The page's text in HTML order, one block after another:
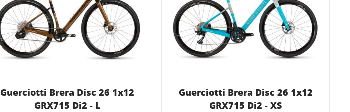
Guerciotti Brera Disc 26 1x12
GRX715 Di2 - L
Guerciotti Brera Disc 26 1x12
GRX715 Di2 - XS